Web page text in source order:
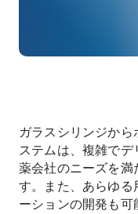
ガラスシリンジか
ステムは、複雑で
薬会社のニーズを満
す。また、あらゆ
ーションの開発も可